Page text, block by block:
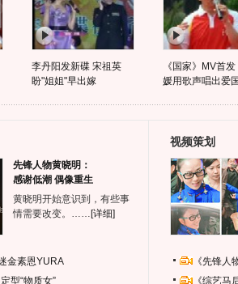
李丹阳发新碟 宋祖英
盼"姐姐"早出嫁
《国家》MV首
媛用歌声唱出爱
先锋人物黄晓明：
感谢低潮 偶像重生
黄晓明开始意识到，有些事
情需要改变。…… [详细]
金素恩YURA
型“物质女”
视频策划
《先锋
《综艺